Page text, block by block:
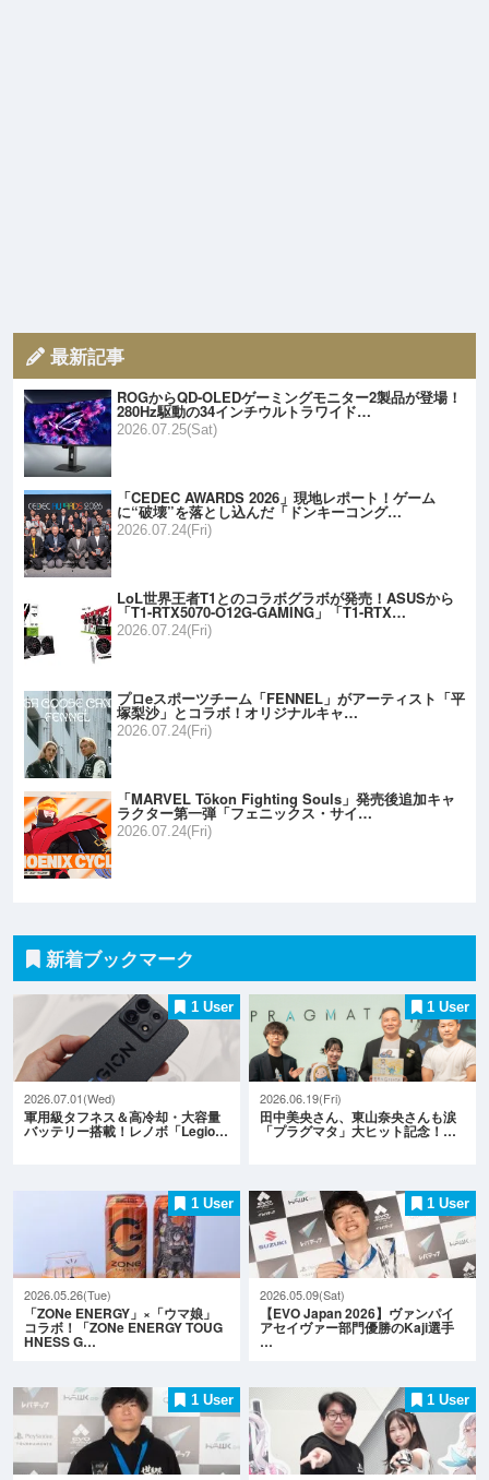
最新記事
ROGからQD-OLEDゲーミングモニター2製品が登場！
280Hz駆動の34インチウルトラワイド…
2026.07.25(Sat)
「CEDEC AWARDS 2026」現地レポート！ゲーム
に“破壊”を落とし込んだ「ドンキーコング…
2026.07.24(Fri)
LoL世界王者T1とのコラボグラボが発売！ASUSから
「T1-RTX5070-O12G-GAMING」「T1-RTX…
2026.07.24(Fri)
プロeスポーツチーム「FENNEL」がアーティスト「平
塚梨沙」とコラボ！オリジナルキャ…
2026.07.24(Fri)
「MARVEL Tōkon Fighting Souls」発売後追加キャ
ラクター第一弾「フェニックス・サイ…
2026.07.24(Fri)
新着ブックマーク
1 User
2026.07.01(Wed)
軍用級タフネス＆高冷却・大容量
バッテリー搭載！レノボ「Legio…
1 User
2026.06.19(Fri)
田中美央さん、東山奈央さんも涙
「プラグマタ」大ヒット記念！…
1 User
2026.05.26(Tue)
「ZONe ENERGY」×「ウマ娘」
コラボ！「ZONe ENERGY TOUG
HNESS G…
1 User
2026.05.09(Sat)
【EVO Japan 2026】ヴァンパイ
アセイヴァー部門優勝のKaji選手
…
1 User 1 User